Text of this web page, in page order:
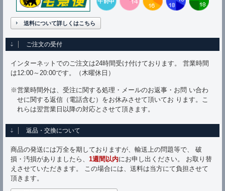
送料について詳しくはこちら
ご注文の受付
インターネットでのご注文は24時間受け付けております。 営業時間
は12:00～20:00です。（木曜休日）
※営業時間外は、受注に関する処理・メールのお返事・お問 い合わ
せに関する返信（電話含む）をお休みさせて頂いてお ります。こ
れらは翌営業日以降の対応とさせて頂きます。
返品・交換について
商品の発送には万全を期しておりますが、輸送上の問題等で、 破
損・汚損がありましたら、 1週間以内にお申し出ください。 お取り替
えさせていただきます。 この場合には、送料は当方にて負担させて
頂きます。